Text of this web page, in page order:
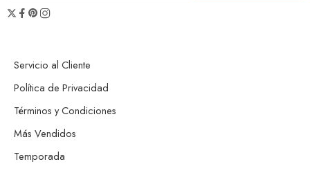
Servicio al Cliente
Política de Privacidad
Términos y Condiciones
Más Vendidos
Temporada